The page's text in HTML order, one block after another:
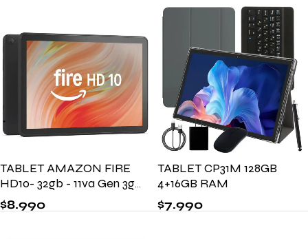
TABLET AMAZON FIRE
HD10- 32gb - 11va Gen 3gb
Ram
$8.990
TABLET CP31M 128GB
4+16GB RAM
$7.990